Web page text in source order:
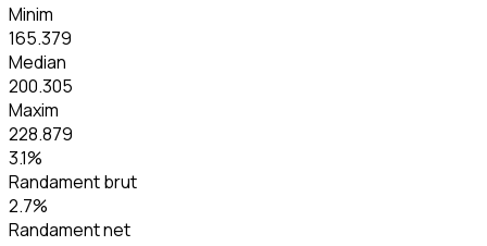
Minim
165.379
Median
200.305
Maxim
228.879
3.1%
Randament brut
2.7%
Randament net